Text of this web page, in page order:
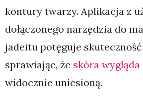
kontury twarzy. Aplikacja z
dołączonego narzędzia do
jadeitu potęguje skuteczność
sprawiając, że skóra wygląda
widocznie uniesioną.